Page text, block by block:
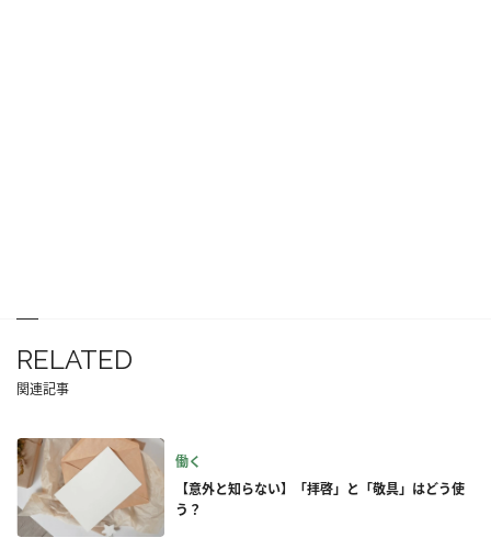
RELATED
関連記事
働く
【意外と知らない】「拝啓」と「敬具」はどう使
う？